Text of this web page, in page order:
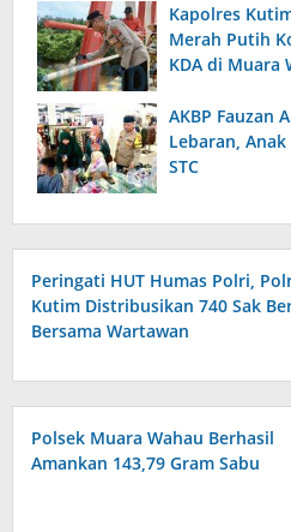
Kapolres
Merah Putih
KDA di Muara
AKBP Fauzan
Lebaran,
STC
Peringati HUT Humas Polri,
Kutim Distribusikan 740 Sak
Bersama Wartawan
Polsek Muara Wahau Berhasil
Amankan 143,79 Gram Sabu